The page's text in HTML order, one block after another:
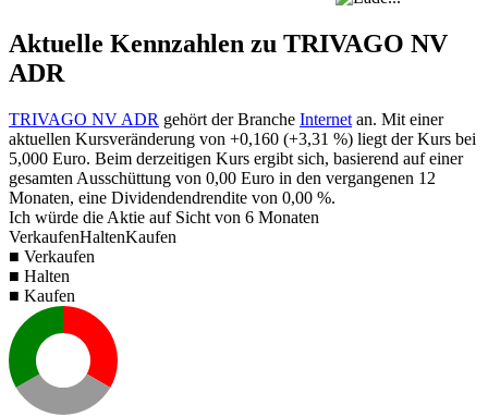
Aktuelle Kennzahlen zu TRIVAGO NV
ADR
TRIVAGO NV ADR gehört der Branche Internet an. Mit einer
aktuellen Kursveränderung von +0,160 (+3,31 %) liegt der Kurs bei
5,000 Euro. Beim derzeitigen Kurs ergibt sich, basierend auf einer
gesamten Ausschüttung von 0,00 Euro in den vergangenen 12
Monaten, eine Dividendendrendite von 0,00 %.
Ich würde die Aktie auf Sicht von 6 Monaten
VerkaufenHaltenKaufen
■ Verkaufen
■ Halten
■ Kaufen